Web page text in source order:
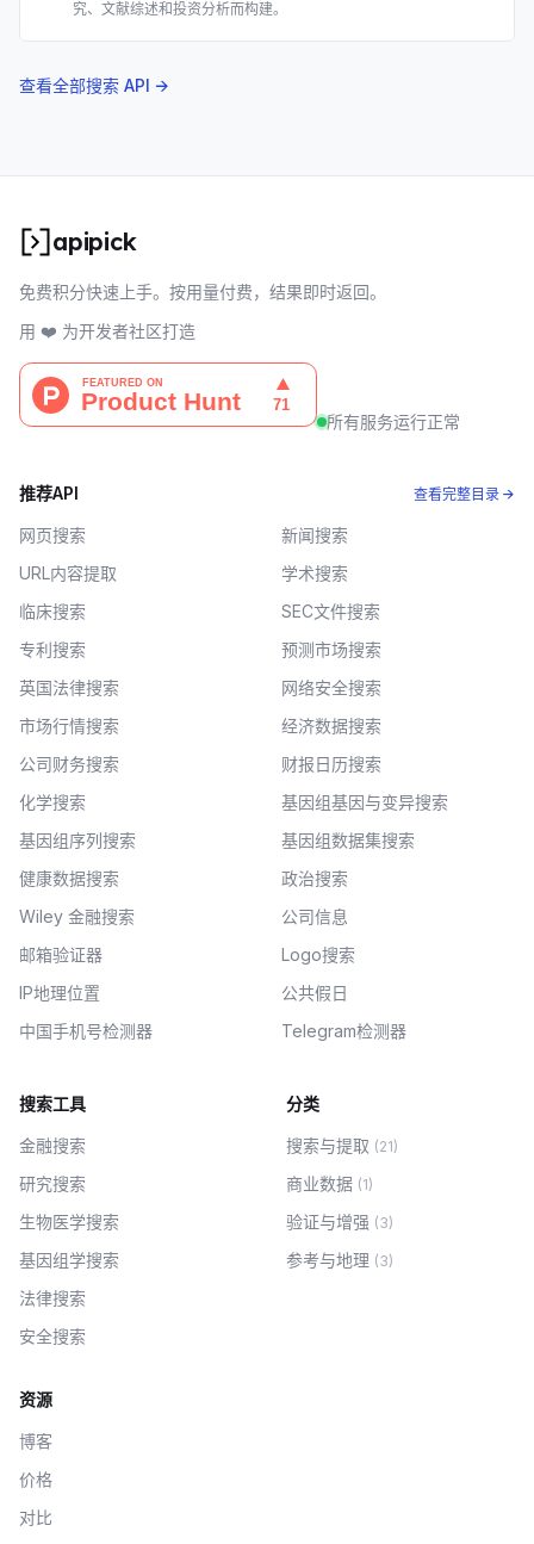
究、文献综述和投资分析而构建。
查看全部搜索 API →
apipick
免费积分快速上手。按用量付费，结果即时返回。
用 ❤️ 为开发者社区打造
所有服务运行正常
推荐API 查看完整目录 →
网页搜索
新闻搜索
URL内容提取
学术搜索
临床搜索
SEC文件搜索
专利搜索
预测市场搜索
英国法律搜索
网络安全搜索
市场行情搜索
经济数据搜索
公司财务搜索
财报日历搜索
化学搜索
基因组基因与变异搜索
基因组序列搜索
基因组数据集搜索
健康数据搜索
政治搜索
Wiley 金融搜索
公司信息
邮箱验证器
Logo搜索
IP地理位置
公共假日
中国手机号检测器
Telegram检测器
搜索工具
金融搜索
研究搜索
生物医学搜索
基因组学搜索
法律搜索
安全搜索
分类
搜索与提取 (21)
商业数据 (1)
验证与增强 (3)
参考与地理 (3)
资源
博客
价格
对比